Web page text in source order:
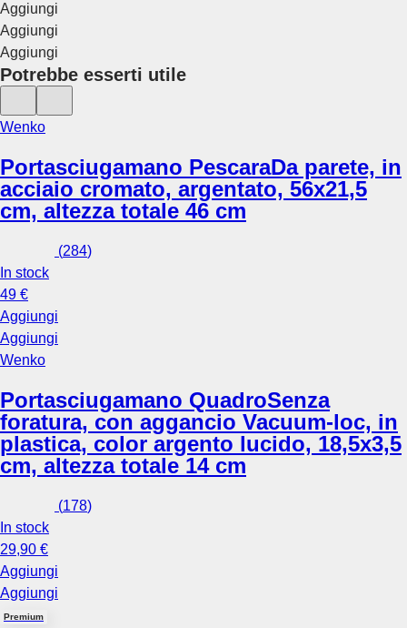
Aggiungi
Aggiungi
Aggiungi
Potrebbe esserti utile
Wenko
Portasciugamano PescaraDa parete, in
acciaio cromato, argentato, 56x21,5
cm, altezza totale 46 cm
(284)
In stock
49 €
Aggiungi
Aggiungi
Wenko
Portasciugamano QuadroSenza
foratura, con aggancio Vacuum-loc, in
plastica, color argento lucido, 18,5x3,5
cm, altezza totale 14 cm
(178)
In stock
29,90 €
Aggiungi
Aggiungi
Premium